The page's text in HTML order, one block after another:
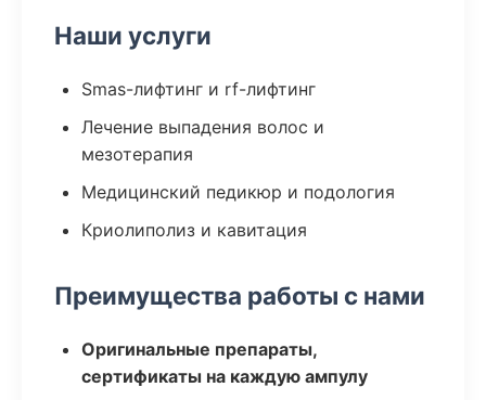
Наши услуги
Smas-лифтинг и rf-лифтинг
Лечение выпадения волос и
мезотерапия
Медицинский педикюр и подология
Криолиполиз и кавитация
Преимущества работы с нами
Оригинальные препараты,
сертификаты на каждую ампулу